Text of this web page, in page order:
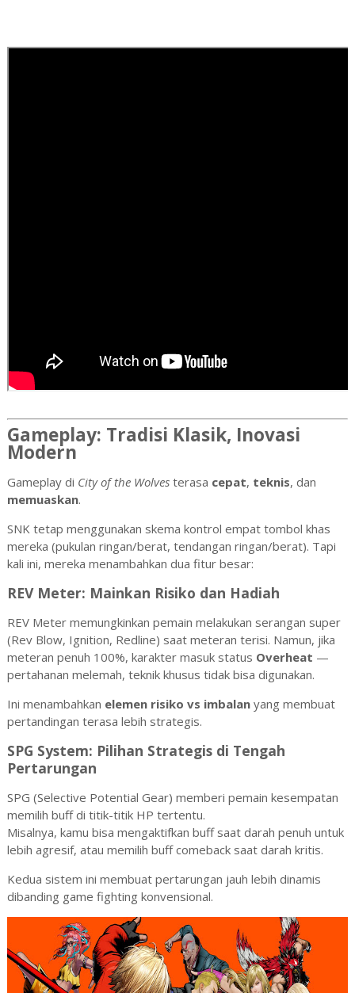
Gameplay: Tradisi Klasik, Inovasi
Modern
Gameplay di City of the Wolvesterasa cepat, teknis, dan
memuaskan.
SNK tetap menggunakan skema kontrol empat tombol khas
mereka (pukulan ringan/berat, tendangan ringan/berat). Tapi
kali ini, mereka menambahkan dua fitur besar:
REV Meter: Mainkan Risiko dan Hadiah
REV Meter memungkinkan pemain melakukan serangan super
(Rev Blow, Ignition, Redline) saat meteran terisi. Namun, jika
meteran penuh 100%, karakter masuk status Overheat —
pertahanan melemah, teknik khusus tidak bisa digunakan.
Ini menambahkan elemen risiko vs imbalanyang membuat
pertandingan terasa lebih strategis.
SPG System: Pilihan Strategis di Tengah
Pertarungan
SPG (Selective Potential Gear) memberi pemain kesempatan
memilih buff di titik-titik HP tertentu.
Misalnya, kamu bisa mengaktifkan buff saat darah penuh untuk
lebih agresif, atau memilih buff comeback saat darah kritis.
Kedua sistem ini membuat pertarungan jauh lebih dinamis
dibanding game fighting konvensional.